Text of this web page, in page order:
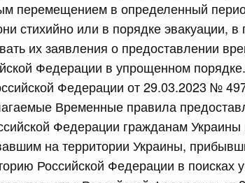
перемещением в определенный
стихийно или в порядке эвакуации,
их заявления о предоставлении
Федерации в упрощенном
Федерации от 29.03.2023 №
Временные правила
Федерации гражданам
на территории Украины,
Российской Федерации в поисках
Федерации от 23.07.2026 г. № 926
Правительством Российской Федерации и
трудовой деятельности граждан одного
Федерации от 23.07.2026 г. № 928
Российской Федерации от 20 июля 2011 г.